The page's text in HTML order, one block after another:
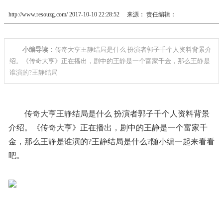
http://www.resouzg.com/ 2017-10-10 22:28:52 来源： 责任编辑：
小编导读： ­传奇大亨王静结局是什么 扮演者郭子千个人资料背景介
绍。《传奇大亨》正在播出，剧中的王静是一个富家千金，那么王静是
谁演的?王静结局
­传奇大亨王静结局是什么 扮演者郭子千个人资料背景
介绍。《传奇大亨》正在播出，剧中的王静是一个富家千
金，那么王静是谁演的?王静结局是什么?随小编一起来看看
吧。